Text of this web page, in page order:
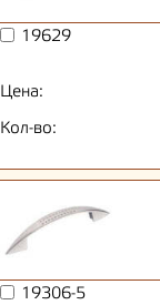
19629
Цена:
Кол-во:
19306-5